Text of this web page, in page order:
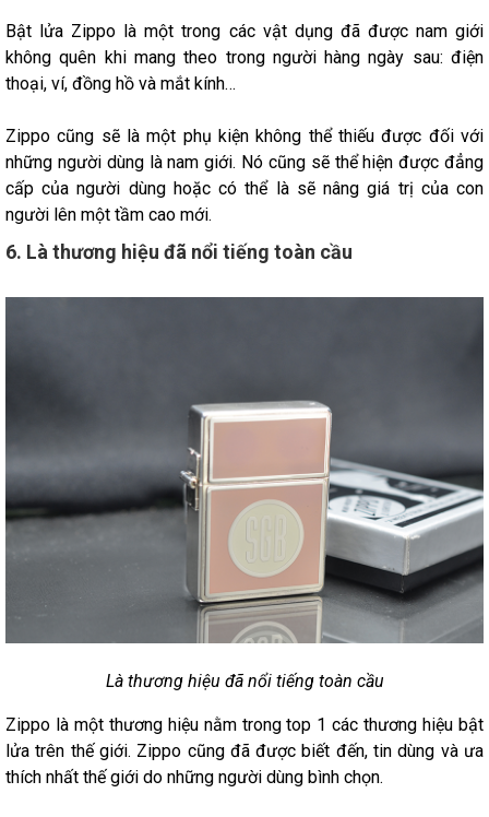
Bật lửa Zippo là một trong các vật dụng đã được nam giới
không quên khi mang theo trong người hàng ngày sau: điện
thoại, ví, đồng hồ và mắt kính…
Zippo cũng sẽ là một phụ kiện không thể thiếu được đối với
những người dùng là nam giới. Nó cũng sẽ thể hiện được đẳng
cấp của người dùng hoặc có thể là sẽ nâng giá trị của con
người lên một tầm cao mới.
6. Là thương hiệu đã nổi tiếng toàn cầu
Là thương hiệu đã nổi tiếng toàn cầu
Zippo là một thương hiệu nằm trong top 1 các thương hiệu bật
lửa trên thế giới. Zippo cũng đã được biết đến, tin dùng và ưa
thích nhất thế giới do những người dùng bình chọn.